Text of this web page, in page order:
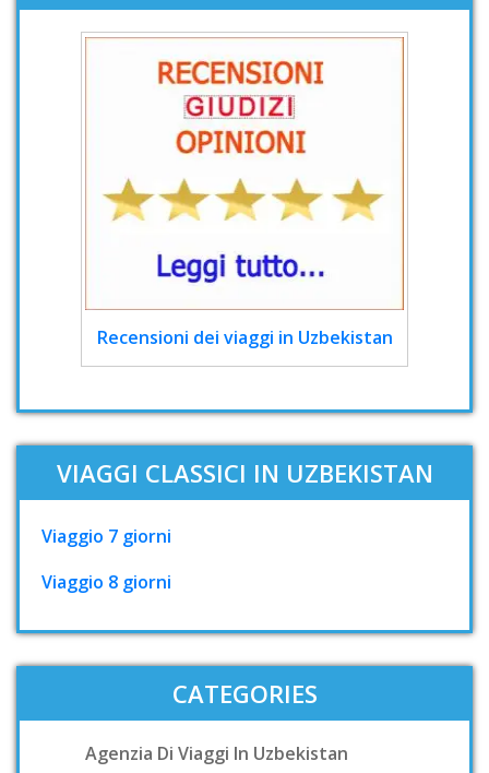
Recensioni dei viaggi in Uzbekistan
VIAGGI CLASSICI IN UZBEKISTAN
Viaggio 7 giorni
Viaggio 8 giorni
CATEGORIES
Agenzia Di Viaggi In Uzbekistan